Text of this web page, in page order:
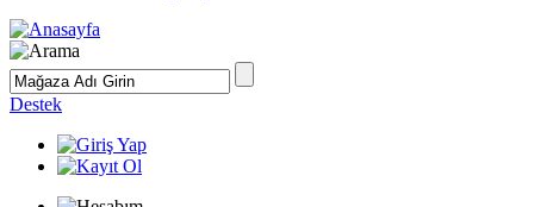
Destek